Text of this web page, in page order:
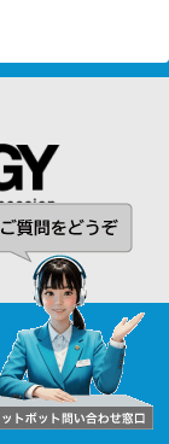
ステムAll rights